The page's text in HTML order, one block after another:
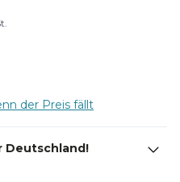
der Preis fällt
Deutschland!